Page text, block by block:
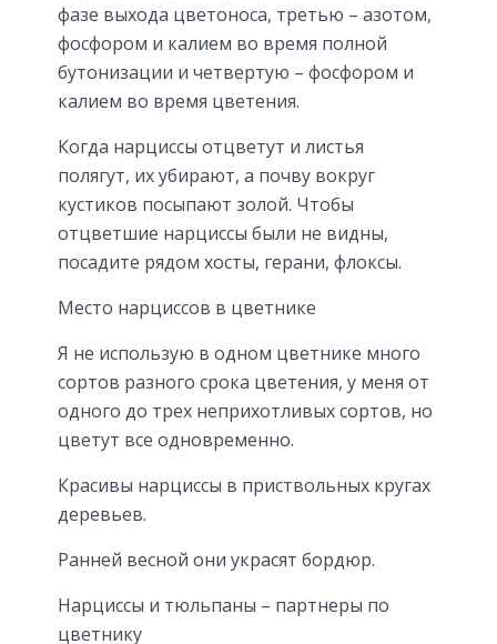
фазе выхода цветоноса, третью – азотом,
фосфором и калием во время полной
бутонизации и четвертую – фосфором и
калием во время цветения.
Когда нарциссы отцветут и листья
полягут, их убирают, а почву вокруг
кустиков посыпают золой. Чтобы
отцветшие нарциссы были не видны,
посадите рядом хосты, герани, флоксы.
Место нарциссов в цветнике
Я не использую в одном цветнике много
сортов разного срока цветения, у меня от
одного до трех неприхотливых сортов, но
цветут все одновременно.
Красивы нарциссы в приствольных кругах
деревьев.
Ранней весной они украсят бордюр.
Нарциссы и тюльпаны – партнеры по
цветнику